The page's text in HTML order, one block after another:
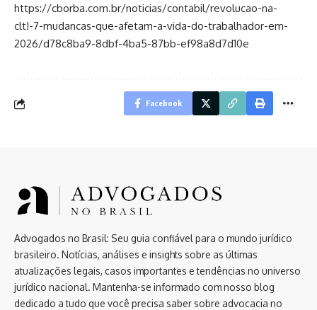
https://cborba.com.br/noticias/contabil/revolucao-na-
clt!-7-mudancas-que-afetam-a-vida-do-trabalhador-em-
2026/d78c8ba9-8dbf-4ba5-87bb-ef98a8d7d10e
Facebook
Advogados no Brasil: Seu guia confiável para o mundo jurídico
brasileiro. Notícias, análises e insights sobre as últimas
atualizações legais, casos importantes e tendências no universo
jurídico nacional. Mantenha-se informado com nosso blog
dedicado a tudo que você precisa saber sobre advocacia no